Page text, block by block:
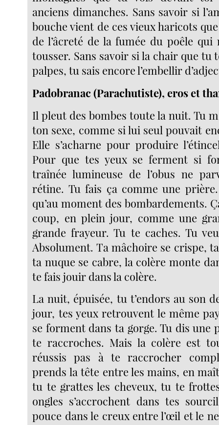
anciens dimanches. Sans savoir si
bouche vient de ces vieux haricots
de l’âcreté de la fumée du poêle
tousser. Sans savoir si la chair que tu
palpes, tu sais encore l’embellir
Padobranac (Parachutiste), eros et
Il pleut des bombes toute la nuit. Tu
ton sexe, comme si lui seul pouvait
Elle s’acharne pour produire
Pour que tes yeux se ferment si
traînée lumineuse de l’obus ne
rétine. Tu fais ça comme une
qu’au moment des bombardements.
coup, en plein jour, comme une
grande frayeur. Tu te caches. Tu
Absolument. Ta mâchoire se crispe,
ta nuque se cabre, la colère monte
te fais jouir dans la colère.
La nuit, épuisée, tu t’endors au son
jour, tes yeux retrouvent le même
se forment dans ta gorge. Tu dis une
te raccroches. Mais la colère est
réussis pas à te raccrocher
prends la tête entre les mains, en
tu te grattes les cheveux, tu te
ongles s’accrochent dans tes
pouce dans le creux entre l’œil et le